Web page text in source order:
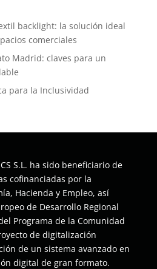
backlight: la solución ideal
comerciales
Madrid: claves para un
para la Inclusividad
S.L. ha sido beneficiario de
cofinanciadas por la
Hacienda y Empleo, así
de Desarrollo Regional
Programa de la Comunidad
de digitalización
de un sistema avanzado en
digital de gran formato.